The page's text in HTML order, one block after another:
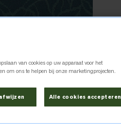
van cookies op uw apparaat voor het
om ons te helpen bij onze marketingprojecten.
Alle cookies accepteren